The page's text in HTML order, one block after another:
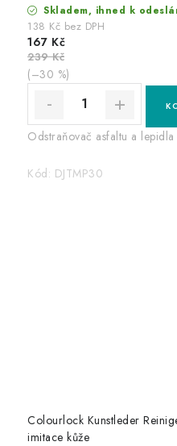
Skladem, ihned k
138 Kč bez DPH
167 Kč
239 Kč
(–30 %)
Odstraňovač asfaltu a
Kód: DJTMP30
Colourlock Kunstleder
imitace kůže